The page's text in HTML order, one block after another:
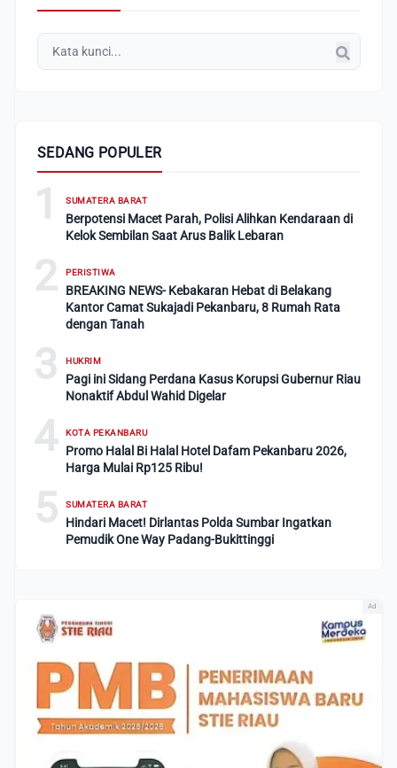
SEDANG POPULER
1 SUMATERA BARAT
Berpotensi Macet Parah, Polisi Alihkan Kendaraan di
Kelok Sembilan Saat Arus Balik Lebaran
2 PERISTIWA
BREAKING NEWS- Kebakaran Hebat di Belakang
Kantor Camat Sukajadi Pekanbaru, 8 Rumah Rata
dengan Tanah
3 HUKRIM
Pagi ini Sidang Perdana Kasus Korupsi Gubernur Riau
Nonaktif Abdul Wahid Digelar
4 KOTA PEKANBARU
Promo Halal Bi Halal Hotel Dafam Pekanbaru 2026,
Harga Mulai Rp125 Ribu!
5 SUMATERA BARAT
Hindari Macet! Dirlantas Polda Sumbar Ingatkan
Pemudik One Way Padang-Bukittinggi
Ad